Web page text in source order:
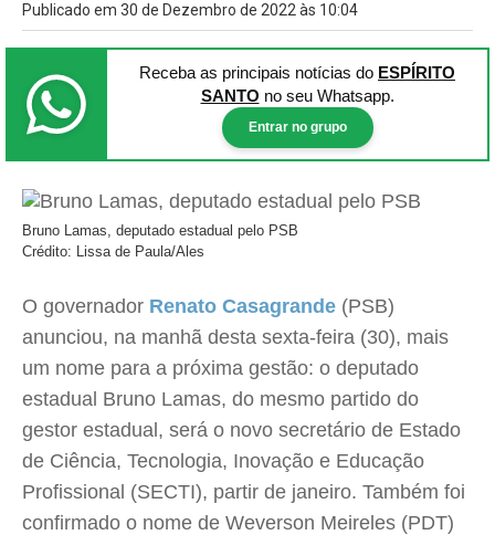
Publicado em 30 de Dezembro de 2022 às 10:04
Receba as principais notícias do ESPÍRITO
SANTO no seu Whatsapp.
Entrar no grupo
Bruno Lamas, deputado estadual pelo PSB
Crédito: Lissa de Paula/Ales
O governador Renato Casagrande (PSB)
anunciou, na manhã desta sexta-feira (30), mais
um nome para a próxima gestão: o deputado
estadual Bruno Lamas, do mesmo partido do
gestor estadual, será o novo secretário de Estado
de Ciência, Tecnologia, Inovação e Educação
Profissional (SECTI), partir de janeiro. Também foi
confirmado o nome de Weverson Meireles (PDT)